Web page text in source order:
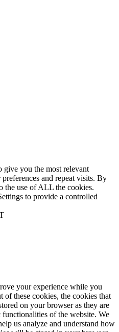
give you the most relevant
and repeat visits. By
the use of ALL the cookies.
to provide a controlled
your experience while you
of these cookies, the cookies that
on your browser as they are
of the website. We
us analyze and understand how